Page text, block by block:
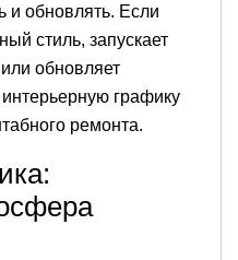
и обновлять. Если
стиль, запускает
обновляет
графику
ремонта.